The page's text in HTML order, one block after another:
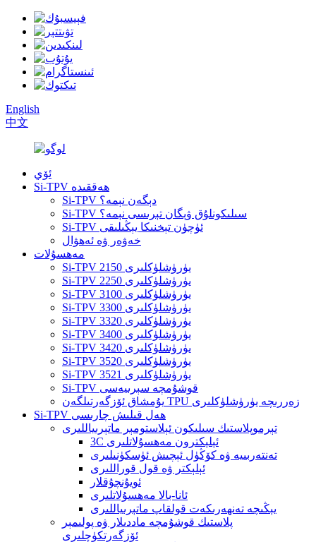
English
中文
ئۆي
Si-TPV ھەققىدە
Si-TPV دېگەن نېمە؟
Si-TPV سىلىكونلۇق ۋېگان تېرىسى نېمە؟
Si-TPV ئۈچۈن تېخنىكا يېڭىلىقى
خەۋەر ۋە ئەھۋال
مەھسۇلات
Si-TPV 2150 يۈرۈشلۈكلىرى
Si-TPV 2250 يۈرۈشلۈكلىرى
Si-TPV 3100 يۈرۈشلۈكلىرى
Si-TPV 3300 يۈرۈشلۈكلىرى
Si-TPV 3320 يۈرۈشلۈكلىرى
Si-TPV 3400 يۈرۈشلۈكلىرى
Si-TPV 3420 يۈرۈشلۈكلىرى
Si-TPV 3520 يۈرۈشلۈكلىرى
Si-TPV 3521 يۈرۈشلۈكلىرى
Si-TPV قوشۇمچە سېرىيەسى
يۇمشاق ئۆزگەرتىلگەن TPU زەررىچە يۈرۈشلۈكلىرى
Si-TPV ھەل قىلىش چارىسى
تېرموپلاستىك سىلىكون ئېلاستومېر ماتېرىياللىرى
3C ئېلېكترون مەھسۇلاتلىرى
تەنتەربىيە ۋە كۆڭۈل ئېچىش ئۈسكۈنىلىرى
ئېلېكتر ۋە قول قوراللىرى
ئويۇنچۇقلار
ئانا-بالا مەھسۇلاتلىرى
يېڭىچە تەنھەرىكەت قولقاپ ماتېرىياللىرى
پلاستىك قوشۇمچە ماددىلار ۋە پولىمېر
ئۆزگەرتكۈچلىرى